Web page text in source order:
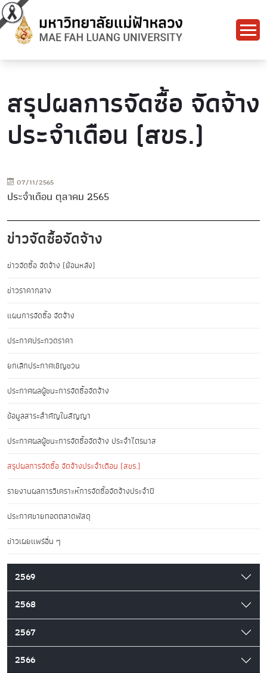
สรุปผลการจัดซื้อ จัดจ้าง
ประจำเดือน (สขร.)
07/11/2565
ประจำเดือน ตุลาคม 2565
ข่าวจัดซื้อจัดจ้าง
ข่าวจัดซื้อ จัดจ้าง (ย้อนหลัง)
ข่าวราคากลาง
แผนการจัดซื้อ จัดจ้าง
ประกาศประกวดราคา
ยกเลิกประกาศเชิญชวน
ประกาศผลผู้ชนะการจัดซื้อจัดจ้าง
ข้อมูลสาระสำคัญในสัญญา
ประกาศผลผู้ชนะการจัดซื้อจัดจ้าง ประจำไตรมาส
สรุปผลการจัดซื้อ จัดจ้างประจำเดือน (สขร.)
รายงานผลการวิเคราะห์การจัดซื้อจัดจ้างประจำปี
ประกาศขายทอดตลาดพัสดุ
ข่าวเผยแพร่อื่น ๆ
2569
2568
2567
2566